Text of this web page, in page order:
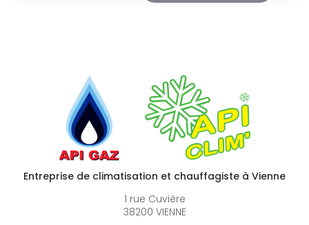
Entreprise de climatisation et chauffagiste à Vienne
1 rue Cuvière
38200 VIENNE